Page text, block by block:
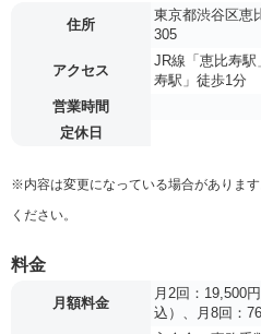
住所
東京都渋谷区恵
305
アクセス
JR線「恵比寿
寿駅」徒歩1分
営業時間
定休日
※内容は変更になっている場合がありま
ください。
料金
月額料金
月2回：19,500
込）、月8回：